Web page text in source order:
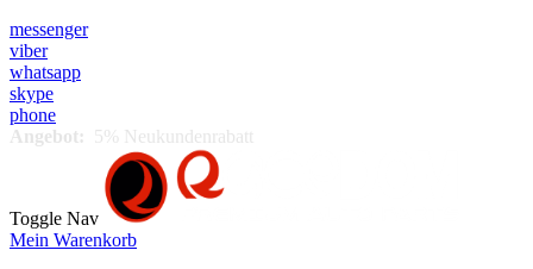
messenger
viber
whatsapp
skype
phone
Angebot:
5% Neukundenrabatt
Toggle Nav
Mein Warenkorb